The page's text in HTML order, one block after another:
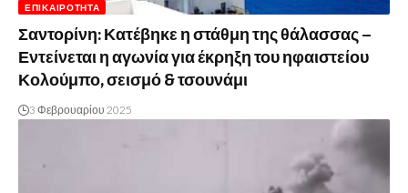
ΕΠΙΚΑΙΡΌΤΗΤΑ
Σαντορίνη: Κατέβηκε η στάθμη της θάλασσας –
Εντείνεται η αγωνία για έκρηξη του ηφαιστείου
Κολούμπο, σεισμό & τσουνάμι
3 Φεβρουαρίου 2025